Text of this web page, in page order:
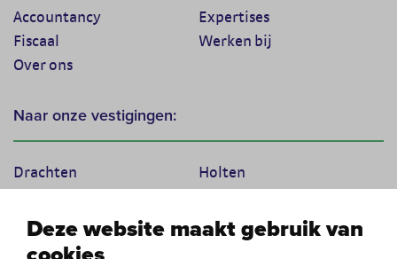
Deze website maakt gebruik van
Accountancy
Expertises
Fiscaal
Werken bij
Over ons
Naar onze vestigingen:
Drachten
Holten
Texel
Tiel
Veenendaal